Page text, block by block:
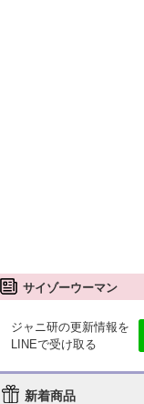
サイゾーウーマン
ジャニ研の更新情報を
LINEで受け取る
新着商品